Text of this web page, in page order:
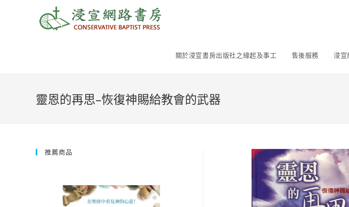
關於浸宣書房出版社之緣起及事工 售後服務 浸宣
靈恩的再思–恢復神賜給教會的武器
推薦商品